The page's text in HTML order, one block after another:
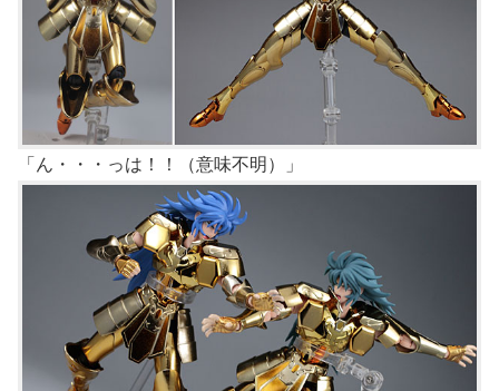
「ん・・・っは！！（意味不明）」